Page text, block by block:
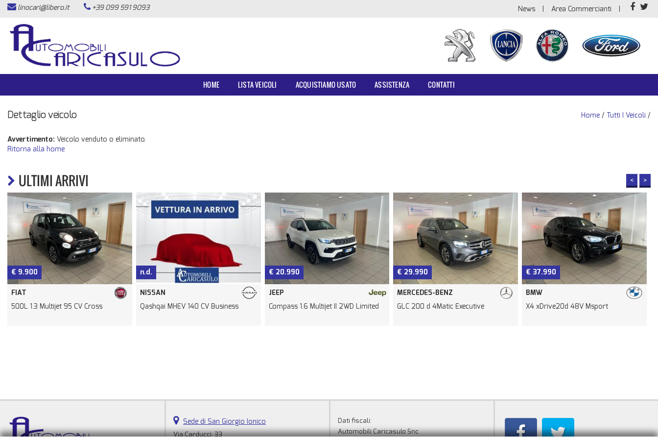
HOME
LISTA VEICOLI
AREA COMMERCIANTI
linocari@libero.it +39 099 591 9093 News Area Commercianti
HOME LISTA VEICOLI ACQUISTIAMO USATO ASSISTENZA CONTATTI
Dettaglio veicolo Home / Tutti I Veicoli /
Avvertimento: Veicolo venduto o eliminato.
Ritorna alla home
ULTIMI ARRIVI < >
1.3 Multijet 95 CV Cross
n.d.
NISSAN
Qashqai MHEV 140 CV Business
€ 20.990
JEEP
Compass 1.6 Multijet II 2WD Limited
€ 29.990
MERCEDES-BENZ
GLC 200 d 4Matic Executive
€ 37.990
BMW
X4 xDrive20d 48V Msport
€
Sede di San Giorgio Ionico
Via Carducci, 33
Dati fiscali:
Automobili Caricasulo Snc